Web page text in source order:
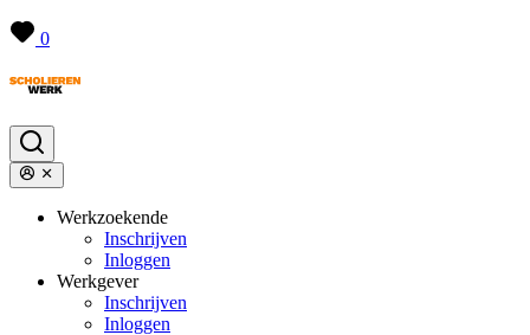
0
Werkzoekende
Inschrijven
Inloggen
Werkgever
Inschrijven
Inloggen